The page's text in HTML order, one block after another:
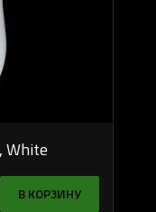
White
В КОРЗИНУ